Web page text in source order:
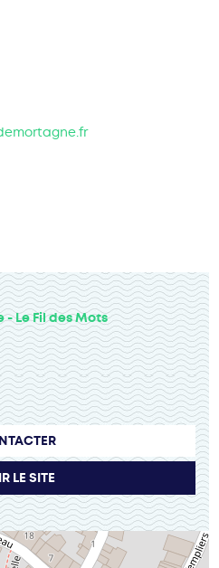
Le Fil des Mots
LE SITE